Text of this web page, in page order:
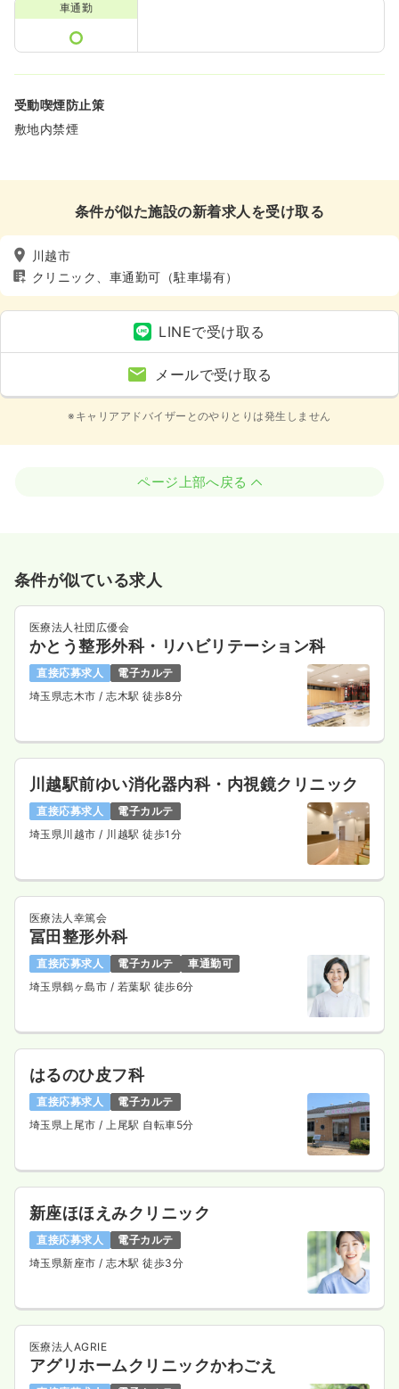
車通勤
受動喫煙防止策
敷地内禁煙
条件が似た施設の新着求人を受け取る
川越市
クリニック、車通勤可（駐車場有）
LINEで受け取る
メールで受け取る
※キャリアアドバイザーとのやりとりは発生しません
ページ上部へ戻る
条件が似ている求人
医療法人社団広優会
かとう整形外科・リハビリテーション科
直接応募求人
電子カルテ
埼玉県志木市/ 志木駅 徒歩8分
川越駅前ゆい消化器内科・内視鏡クリニック
直接応募求人
電子カルテ
埼玉県川越市/ 川越駅 徒歩1分
医療法人幸篤会
冨田整形外科
直接応募求人 電子カルテ
車通勤可
埼玉県鶴ヶ島市 / 若葉駅 徒歩6分
はるのひ皮フ科
直接応募求人
電子カルテ
埼玉県上尾市/ 上尾駅 自転車5分
新座ほほえみクリニック
直接応募求人
電子カルテ
埼玉県新座市/ 志木駅 徒歩3分
医療法人AGRIE
アグリホームクリニックかわごえ